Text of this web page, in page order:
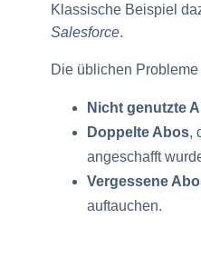
Klassische Beispiel
Salesforce.
Die üblichen
Nicht genutzte
Doppelte Abos,
angeschafft
Vergessene
auftauchen.